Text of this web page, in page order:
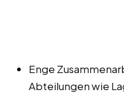
Enge
Abteilungen wie